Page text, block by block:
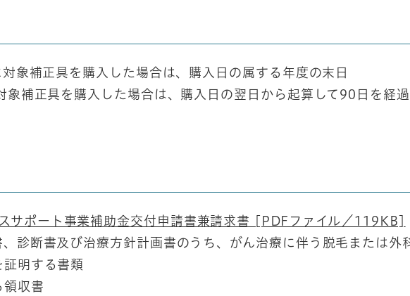
象補正具を購入した場合は、購入日の属する年度の末日
象補正具を購入した場合は、購入日の翌日から起算して90日を経
サポート事業補助金交付申請書兼請求書​ [PDFファイル／119KB]
診断書及び治療方針計画書のうち、がん治療に伴う脱毛または外
明する書類
領収書